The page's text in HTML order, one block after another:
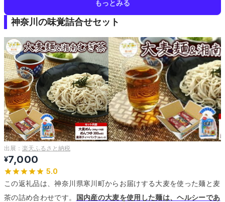
もっとみる
神奈川の味覚詰合せセット
出展： 楽天ふるさと納税
¥7,000
5.0
この返礼品は、神奈川県寒川町からお届けする大麦を使った麺と麦
茶の詰め合わせです。 国内産の大麦を使用した麺は、ヘルシーであ